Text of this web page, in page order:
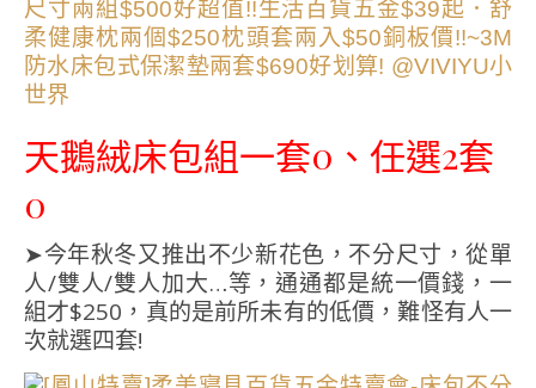
天鵝絨床包組一套0、任選2套
0
➤今年秋冬又推出不少新花色，不分尺寸，從單
人/雙人/雙人加大…等，通通都是統一價錢，一
組才$250，真的是前所未有的低價，難怪有人一
次就選四套!